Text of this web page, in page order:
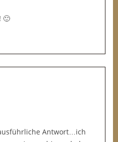
🙂
Antwort…ich